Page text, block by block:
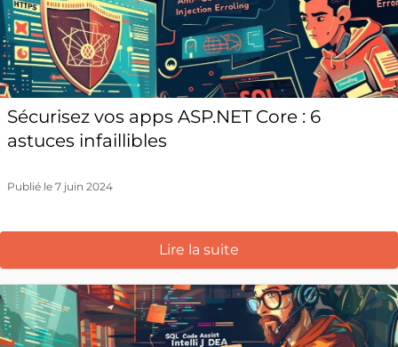
Sécurisez vos apps ASP.NET Core : 6
astuces infaillibles
Publié le 7 juin 2024
Lire la suite